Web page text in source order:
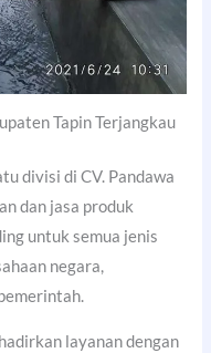
Tapin Terjangkau
divisi di CV. Pandawa
dan jasa produk
untuk semua jenis
negara,
layanan dengan